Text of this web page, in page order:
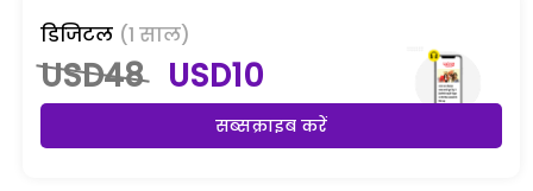
डिजिटल (1 साल)
USD48 USD10
सब्सक्राइब करें